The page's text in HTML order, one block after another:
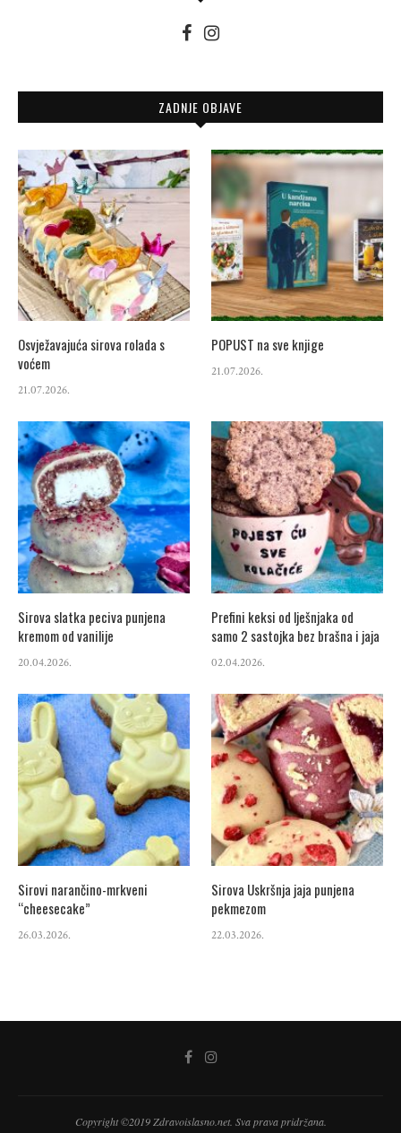
ZADNJE OBJAVE
Osvježavajuća sirova rolada s
voćem
21.07.2026.
POPUST na sve knjige
21.07.2026.
Sirova slatka peciva punjena
kremom od vanilije
20.04.2026.
Prefini keksi od lješnjaka od
samo 2 sastojka bez brašna i jaja
02.04.2026.
Sirovi narančino-mrkveni
“cheesecake”
26.03.2026.
Sirova Uskršnja jaja punjena
pekmezom
22.03.2026.
Copyright ©2019 Zdravoislasno.net. Sva prava pridržana.